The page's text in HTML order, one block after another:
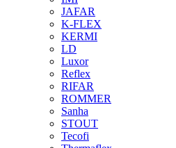
JAFAR
K-FLEX
KERMI
LD
Luxor
Reflex
RIFAR
ROMMER
Sanha
STOUT
Tecofi